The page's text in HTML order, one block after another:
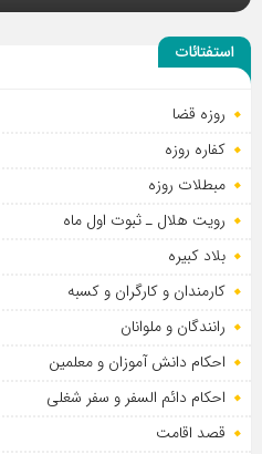
استفتائات
روزه قضا
کفاره روزه
مبطلات روزه
رویت هلال ـ ثبوت اول ماه
بلاد کبیره
کارمندان و کارگران و کسبه
رانندگان و ملوانان
احکام دانش آموزان و معلمین
احکام دائم السفر و سفر شغلی
قصد اقامت